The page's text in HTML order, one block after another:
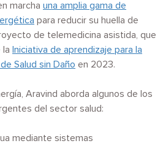
marcha una amplia gama de
para reducir su huella de
de telemedicina asistida, que
Iniciativa de aprendizaje para la
Salud sin Daño en 2023.
Aravind aborda algunos de los
del sector salud:
mediante sistemas